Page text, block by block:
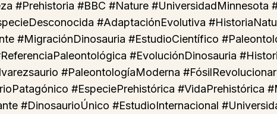
#Prehistoria #BBC #Nature #UniversidadMinnesota
#AdaptaciónEvolutiva
#MigraciónDinosauria #EstudioCientífico
#EvoluciónDinosauria
#PaleontologíaModerna
#EspeciePrehistórica #VidaPrehistórica
#DinosaurioÚnico #EstudioInternacional